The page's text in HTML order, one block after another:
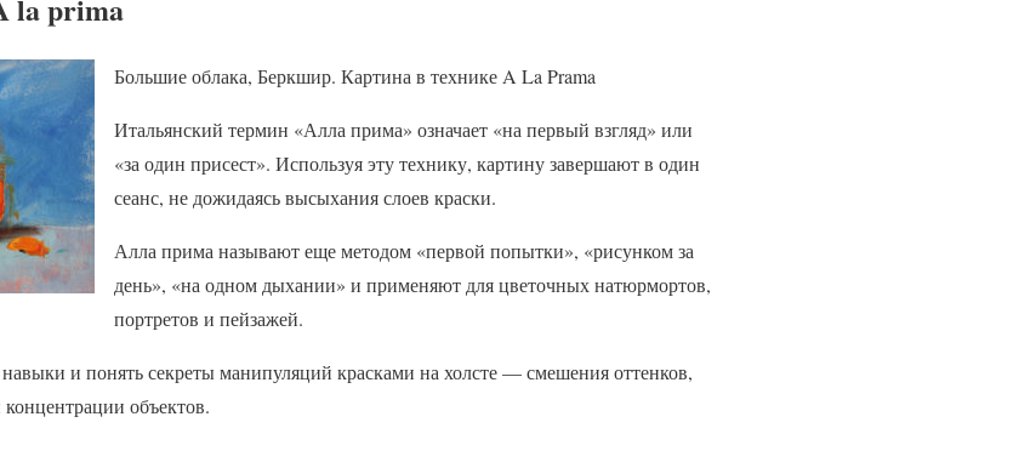
la prima
Большие облака, Беркшир. Картина в технике A La Prama
Итальянский термин «Алла прима» означает «на первый взгляд» или
«за один присест». Используя эту технику, картину завершают в один
сеанс, не дожидаясь высыхания слоев краски.
Алла прима называют еще методом «первой попытки», «рисунком за
день», «на одном дыхании» и применяют для цветочных натюрмортов,
портретов и пейзажей.
и понять секреты манипуляций красками на холсте — смешения оттенков,
объектов.